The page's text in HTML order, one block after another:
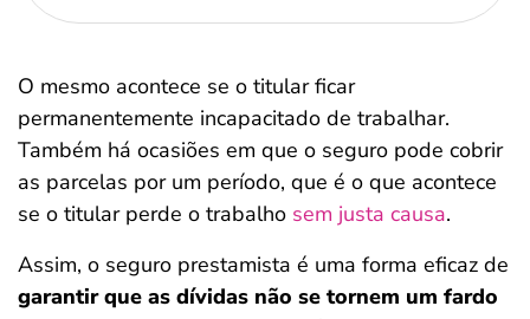
O mesmo acontece se o titular ficar
permanentemente incapacitado de trabalhar.
Também há ocasiões em que o seguro pode cobrir
as parcelas por um período, que é o que acontece
se o titular perde o trabalho sem justa causa.
Assim, o seguro prestamista é uma forma eficaz de
garantir que as dívidas não se tornem um fardo